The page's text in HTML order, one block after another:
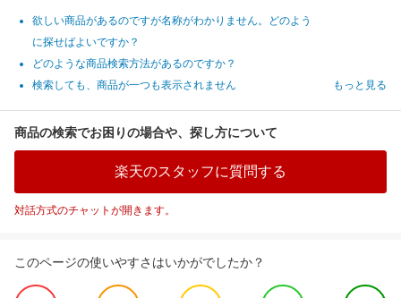
欲しい商品があるのですが名称がわかりません。どのよう
に探せばよいですか？
どのような商品検索方法があるのですか？
検索しても、商品が一つも表示されません
もっと見る
商品の検索でお困りの場合や、探し方について
楽天のスタッフに質問する
対話方式のチャットが開きます。
このページの使いやすさはいかがでしたか？